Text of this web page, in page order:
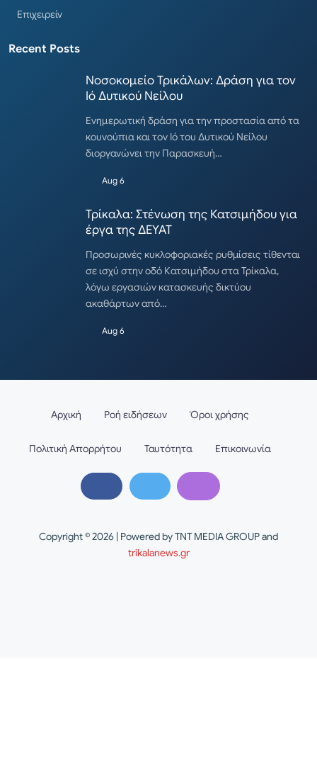
Επιχειρείν
Recent Posts
Νοσοκομείο Τρικάλων: Δράση για τον
Ιό Δυτικού Νείλου
Ενημερωτική δράση για την προστασία από τα
κουνούπια και τον Ιό του Δυτικού Νείλου
διοργανώνει την Παρασκευή…
Aug 6
Τρίκαλα: Στένωση της Κατσιμήδου για
έργα της ΔΕΥΑΤ
Προσωρινές κυκλοφοριακές ρυθμίσεις τίθενται
σε ισχύ στην οδό Κατσιμήδου στα Τρίκαλα,
λόγω εργασιών κατασκευής δικτύου
ακαθάρτων από…
Aug 6
Copyright © 2026 | Powered by TNT MEDIA GROUP and
trikalanews.gr
Αρχική Ροή ειδήσεων Όροι χρήσης
Πολιτική Απορρήτου Ταυτότητα Επικοινωνία